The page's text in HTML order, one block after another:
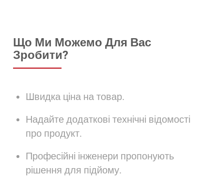
Що Ми Можемо Для Вас
Зробити?
Швидка ціна на товар.
Надайте додаткові технічні відомості
про продукт.
Професійні інженери пропонують
рішення для підйому.